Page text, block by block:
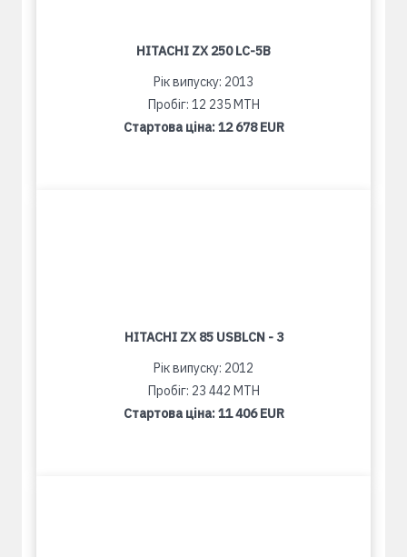
HITACHI ZX 250 LC-5B
Рік випуску: 2013
Пробіг: 12 235 MTH
Стартова ціна:12 678 EUR
HITACHI ZX 85 USBLCN - 3
Рік випуску: 2012
Пробіг: 23 442 MTH
Стартова ціна:11 406 EUR